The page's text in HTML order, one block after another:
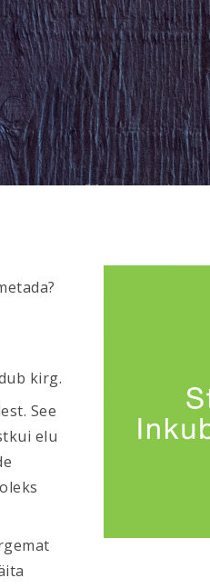
kirg.
See
elu